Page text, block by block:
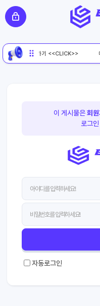
이백 신청하러가기 <<CLICK>>
이 게시물은회
로그
자동로그인